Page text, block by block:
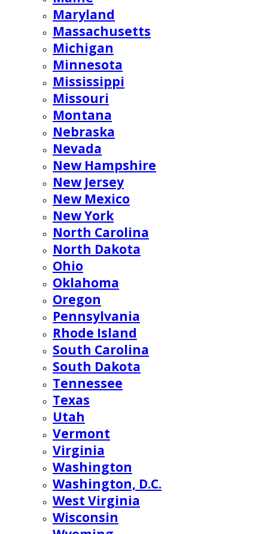
Maryland
Massachusetts
Michigan
Minnesota
Mississippi
Missouri
Montana
Nebraska
Nevada
New Hampshire
New Jersey
New Mexico
New York
North Carolina
North Dakota
Ohio
Oklahoma
Oregon
Pennsylvania
Rhode Island
South Carolina
South Dakota
Tennessee
Texas
Utah
Vermont
Virginia
Washington
Washington, D.C.
West Virginia
Wisconsin